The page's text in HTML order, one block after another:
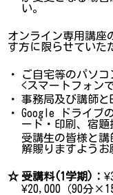
い。
オンライン専用講座
す方に限らせていた
・
ご自宅等のパソ
<スマートフォン
・
事務局及び講師と
・
Google ドライブ
ード・印刷、宿
受講生の皆様と
解賜りますようお
☆ 受講料(1学期)：
¥20,000（90分×15